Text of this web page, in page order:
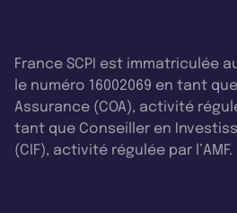
France SCPI est immatriculée
le numéro 16002069 en tant
Assurance (COA), activité
tant que Conseiller en
(CIF), activité régulée par l’AMF.